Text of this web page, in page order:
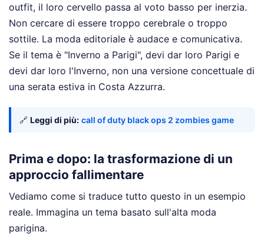
outfit, il loro cervello passa al voto basso per inerzia.
Non cercare di essere troppo cerebrale o troppo
sottile. La moda editoriale è audace e comunicativa.
Se il tema è "Inverno a Parigi", devi dar loro Parigi e
devi dar loro l'Inverno, non una versione concettuale di
una serata estiva in Costa Azzurra.
🔗 Leggi di più: call of duty black ops 2 zombies game
Prima e dopo: la trasformazione di un
approccio fallimentare
Vediamo come si traduce tutto questo in un esempio
reale. Immagina un tema basato sull'alta moda
parigina.